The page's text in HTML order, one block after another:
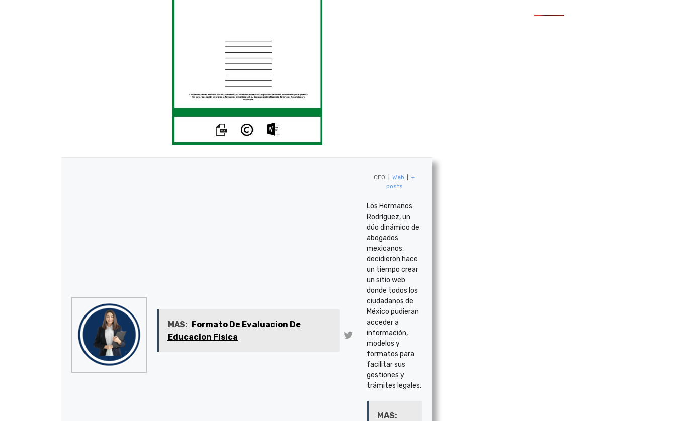
MAS: Formato De Evaluacion De
Educacion Fisica
CEO Web
+
posts
Los Hermanos
Rodríguez, un
dúo dinámico de
abogados
mexicanos,
decidieron hace
un tiempo crear
un sitio web
donde todos los
ciudadanos de
México pudieran
acceder a
información,
modelos y
formatos para
facilitar sus
gestiones y
trámites legales.
MAS: